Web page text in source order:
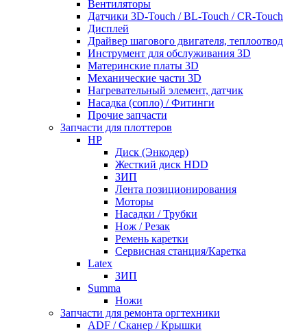
Вентиляторы
Датчики 3D-Touch / BL-Touch / CR-Touch
Дисплей
Драйвер шагового двигателя, теплоотвод
Инструмент для обслуживания 3D
Материнские платы 3D
Механические части 3D
Нагревательный элемент, датчик
Насадка (сопло) / Фитинги
Прочие запчасти
Запчасти для плоттеров
HP
Диск (Энкодер)
Жесткий диск HDD
ЗИП
Лента позиционирования
Моторы
Насадки / Трубки
Нож / Резак
Ремень каретки
Сервисная станция/Каретка
Latex
ЗИП
Summa
Ножи
Запчасти для ремонта оргтехники
ADF / Сканер / Крышки